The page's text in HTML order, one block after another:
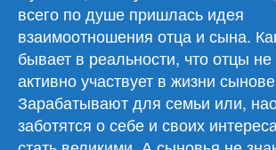
всего по душе пришлась идея
взаимоотношения отца и сына.
бывает в реальности, что отцы не
активно участвует в жизни
Зарабатывают для семьи или,
заботятся о себе и своих